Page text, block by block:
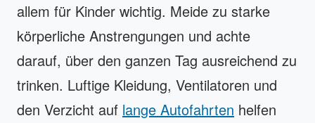
allem für Kinder wichtig. Meide zu starke
körperliche Anstrengungen und achte
darauf, über den ganzen Tag ausreichend zu
trinken. Luftige Kleidung, Ventilatoren und
den Verzicht auf lange Autofahrten helfen